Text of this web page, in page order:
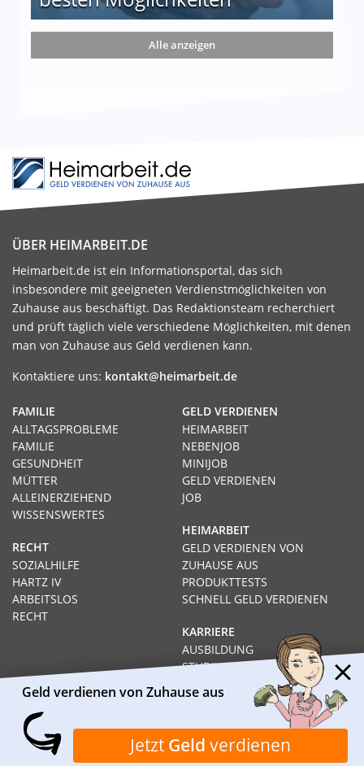
die 15 besten Möglichkeiten
Alle anzeigen
ÜBER HEIMARBEIT.DE
Heimarbeit.de ist ein Informationsportal, das sich
insbesondere mit geeigneten Verdienstmöglichkeiten von
Zuhause aus beschäftigt. Das Redaktionsteam recherchiert
und prüft täglich viele verschiedene Möglichkeiten, mit denen
man von Zuhause aus Geld verdienen kann.
Kontaktiere uns: kontakt@heimarbeit.de
GELD VERDIENEN
HEIMARBEIT
NEBENJOB
MINIJOB
GELD VERDIENEN
JOB
HEIMARBEIT
GELD VERDIENEN VON
ZUHAUSE AUS
PRODUKTTESTS
SCHNELL GELD VERDIENEN
KARRIERE
AUSBILDUNG
STUDIUM
GEHÄLTER
FAMILIE
ALLTAGSPROBLEME
FAMILIE
GESUNDHEIT
MÜTTER
ALLEINERZIEHEND
WISSENSWERTES
RECHT
SOZIALHILFE
HARTZ IV
ARBEITSLOS
RECHT
Impressum Datenschutz Kontakt
Über Heimarbeit.de
© 2026I❶I Heimarbeit.de
Geld verdienen von Zuhause aus
Jetzt Geld verdienen